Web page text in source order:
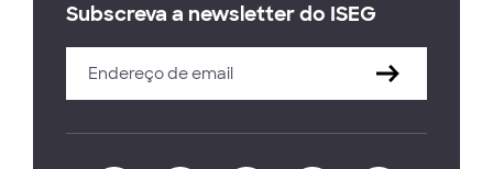
Subscreva a newsletter do ISEG